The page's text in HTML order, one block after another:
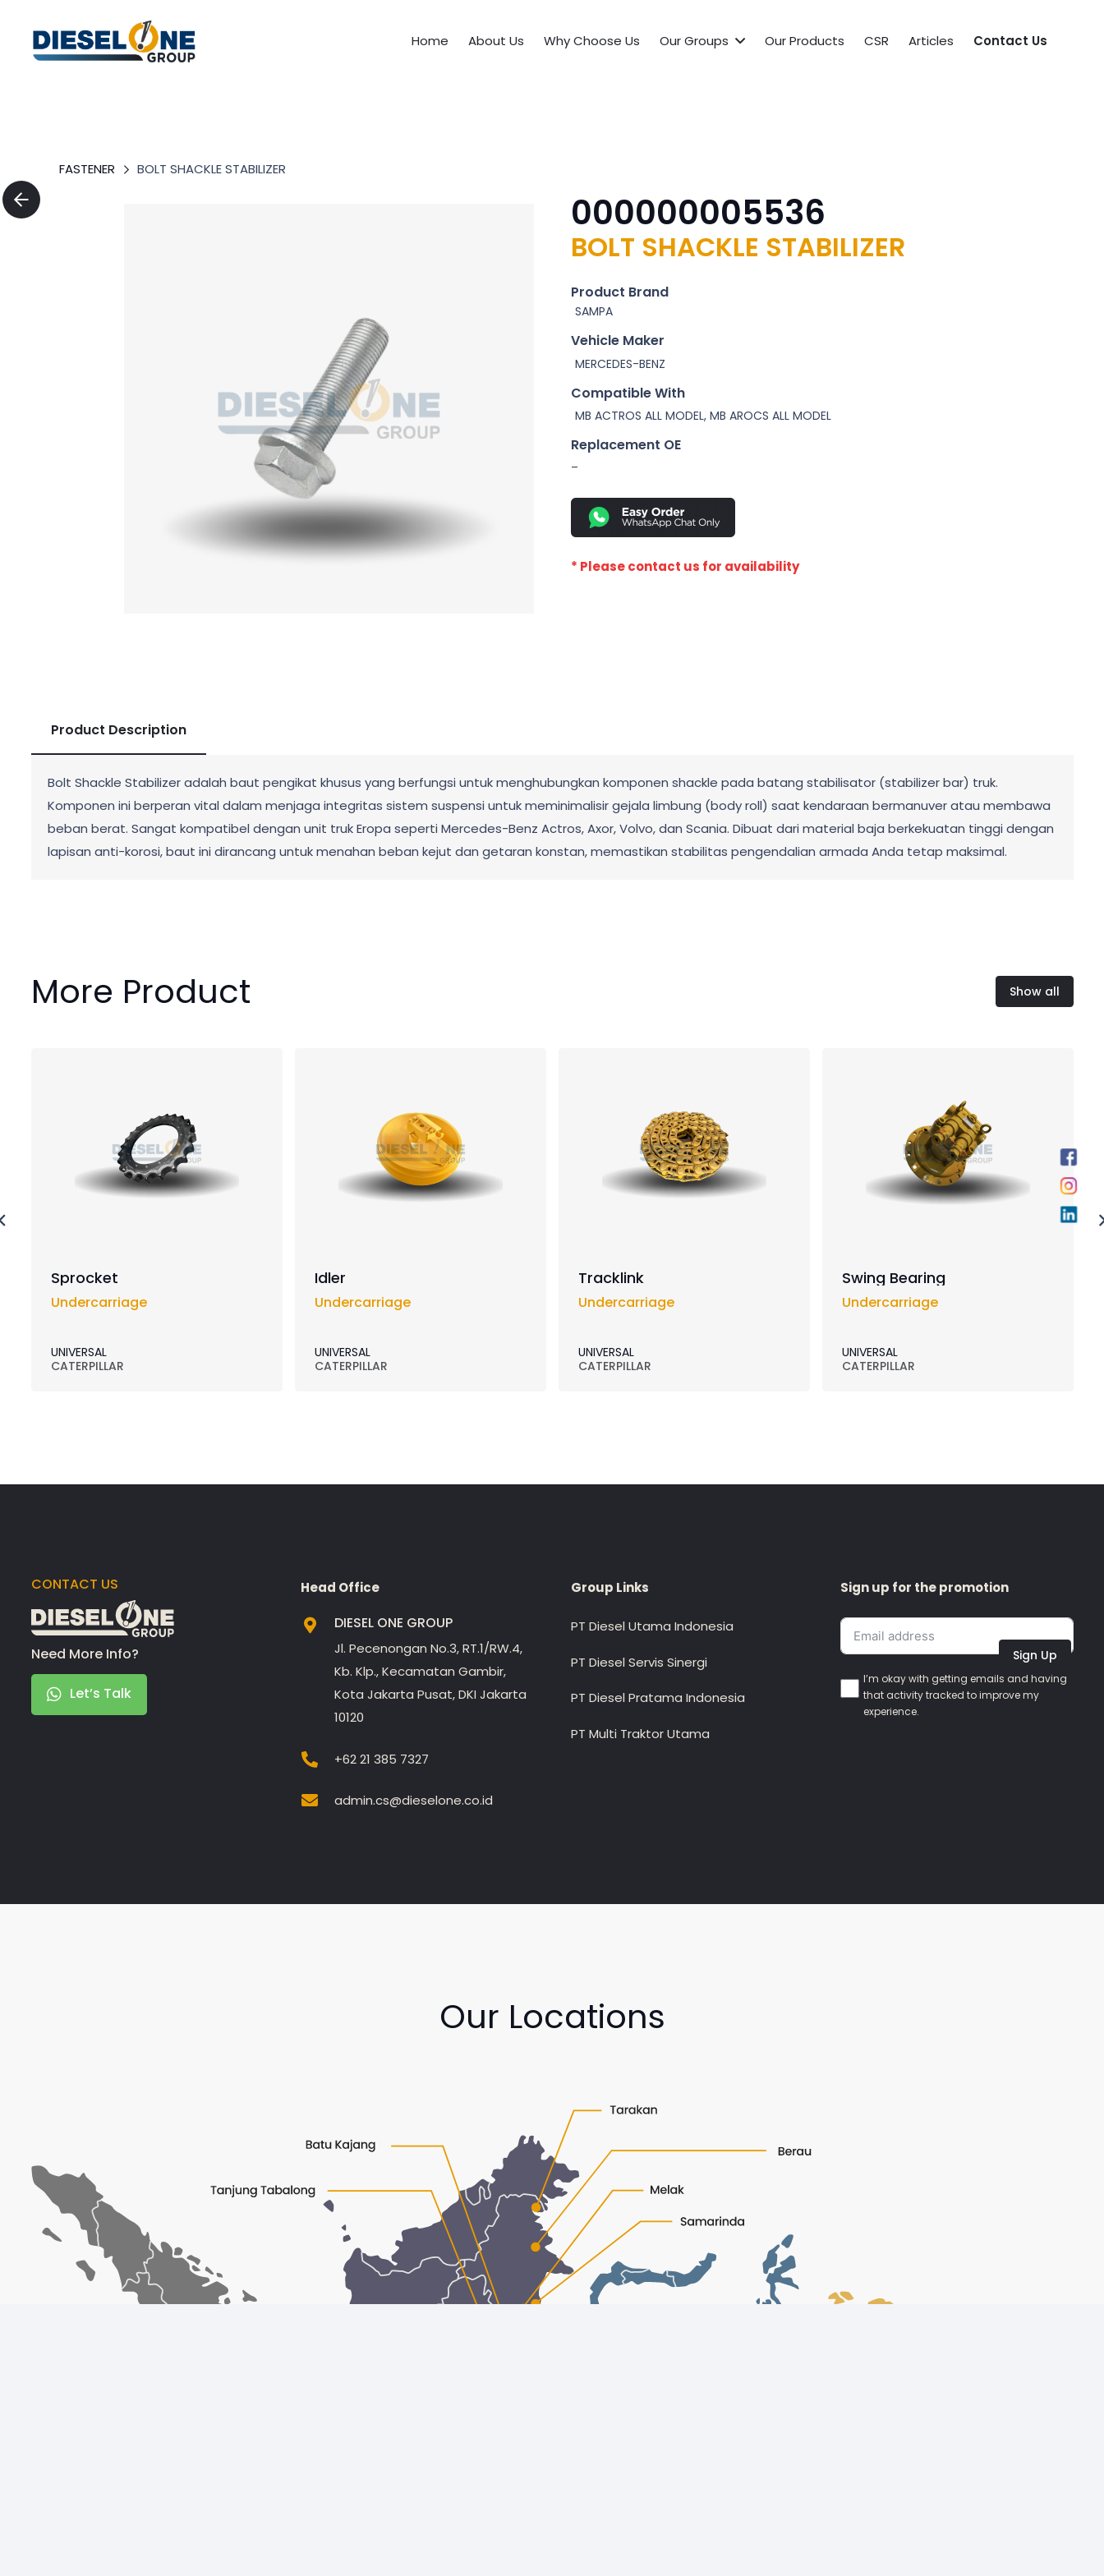
Home About Us Why Choose Us Our Groups Our Products CSR Articles Contact Us
FASTENER BOLT SHACKLE STABILIZER
000000005536
BOLT SHACKLE STABILIZER
Product Brand
SAMPA
Vehicle Maker
MERCEDES-BENZ
Compatible With
MB ACTROS ALL MODEL, MB AROCS ALL MODEL
Replacement OE
–
* Please contact us for availability
Product Description
Bolt Shackle Stabilizer adalah baut pengikat khusus yang berfungsi untuk menghubungkan komponen shackle pada batang stabilisator (stabilizer bar) truk.
Komponen ini berperan vital dalam menjaga integritas sistem suspensi untuk meminimalisir gejala limbung (body roll) saat kendaraan bermanuver atau membawa
beban berat. Sangat kompatibel dengan unit truk Eropa seperti Mercedes-Benz Actros, Axor, Volvo, dan Scania. Dibuat dari material baja berkekuatan tinggi dengan
lapisan anti-korosi, baut ini dirancang untuk menahan beban kejut dan getaran konstan, memastikan stabilitas pengendalian armada Anda tetap maksimal.
More Product Show all
Sprocket
Undercarriage
UNIVERSAL
CATERPILLAR
Idler
Undercarriage
UNIVERSAL
CATERPILLAR
Tracklink
Undercarriage
UNIVERSAL
CATERPILLAR
Swing Bearing
Undercarriage
UNIVERSAL
CATERPILLAR
CONTACT US
Need More Info?
Let’s Talk
Head Office
DIESEL ONE GROUP
Jl. Pecenongan No.3, RT.1/RW.4,
Kb. Klp., Kecamatan Gambir,
Kota Jakarta Pusat, DKI Jakarta
10120
+62 21 385 7327
admin.cs@dieselone.co.id
Group Links
PT Diesel Utama Indonesia
PT Diesel Servis Sinergi
PT Diesel Pratama Indonesia
PT Multi Traktor Utama
Sign up for the promotion
Sign Up
I’m okay with getting emails and having
that activity tracked to improve my
experience.
Our Locations